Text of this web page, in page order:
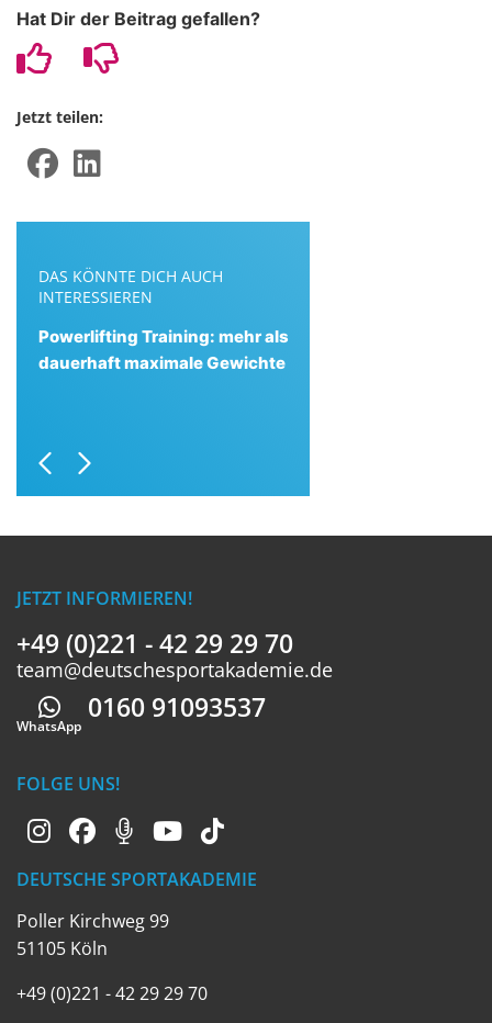
Hat Dir der Beitrag gefallen?
Jetzt teilen:
DAS KÖNNTE DICH AUCH
INTERESSIEREN
Powerlifting Training: mehr als
dauerhaft maximale Gewichte
Previous
Next
JETZT INFORMIEREN!
+49 (0)221 - 42 29 29 70
team@deutschesportakademie.de
Whatsapp
WhatsApp
0160 91093537
FOLGE UNS!
DEUTSCHE SPORTAKADEMIE
Poller Kirchweg 99
51105 Köln
+49 (0)221 - 42 29 29 70